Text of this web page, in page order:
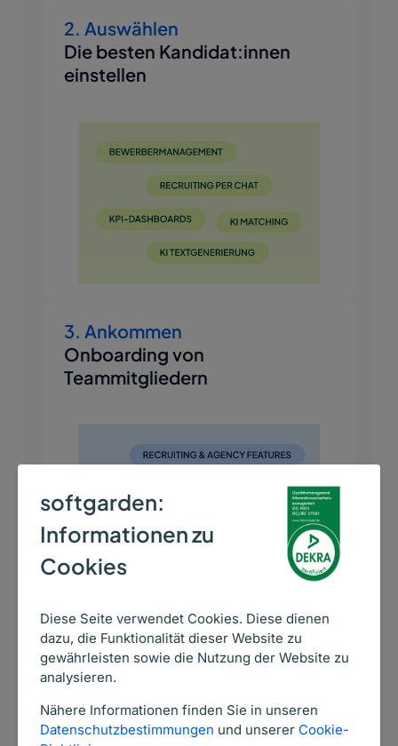
softgarden:
Informationen zu
Cookies
Diese Seite verwendet Cookies. Diese dienen
dazu, die Funktionalität dieser Website zu
gewährleisten sowie die Nutzung der Website zu
analysieren.
Nähere Informationen finden Sie in unseren
Datenschutzbestimmungen und unserer Cookie-
2. Auswählen
Die besten Kandidat:innen
einstellen
3. Ankommen
Onboarding von
Teammitgliedern
Kundenstimmen